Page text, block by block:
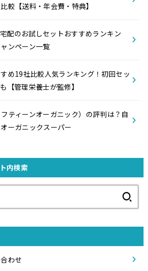
較【送料・年会費・特典】
配のお試しセットおすすめランキン
ンペーン一覧
め19社比較人気ランキング！初回セッ
【管理栄養士が監修】
ティーンオーガニック）の評判は？自
ーガニックスーパー
内検索
わせ